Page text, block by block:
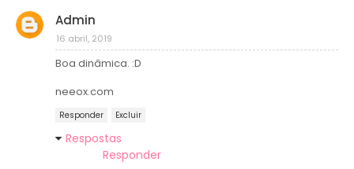
Admin
16 abril, 2019
Boa dinâmica. :D
neeox.com
Responder Excluir
Respostas
Responder